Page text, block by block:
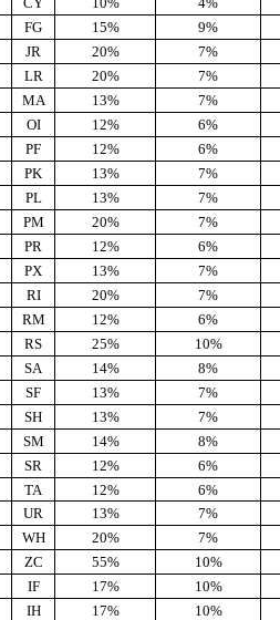
FG 15%
9%
JR 20%
7%
LR 20%
7%
MA 13%
7%
OI 12%
6%
PF 12%
6%
PK 13%
7%
PL 13%
7%
PM 20%
7%
PR 12%
6%
PX 13%
7%
RI 20%
7%
RM 12%
6%
RS 25%
10%
SA 14%
8%
SF 13%
7%
SH 13%
7%
SM 14%
8%
SR 12%
6%
TA 12%
6%
UR 13%
7%
WH 20%
7%
ZC 55% 10%
IF 17%
10%
IH 17%
10%